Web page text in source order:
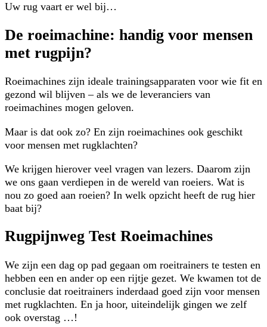
Uw rug vaart er wel bij…
De roeimachine: handig voor mensen
met rugpijn?
Roeimachines zijn ideale trainingsapparaten voor wie fit en
gezond wil blijven – als we de leveranciers van
roeimachines mogen geloven.
Maar is dat ook zo? En zijn roeimachines ook geschikt
voor mensen met rugklachten?
We krijgen hierover veel vragen van lezers. Daarom zijn
we ons gaan verdiepen in de wereld van roeiers. Wat is
nou zo goed aan roeien? In welk opzicht heeft de rug hier
baat bij?
Rugpijnweg Test Roeimachines
We zijn een dag op pad gegaan om roeitrainers te testen en
hebben een en ander op een rijtje gezet. We kwamen tot de
conclusie dat roeitrainers inderdaad goed zijn voor mensen
met rugklachten. En ja hoor, uiteindelijk gingen we zelf
ook overstag …!